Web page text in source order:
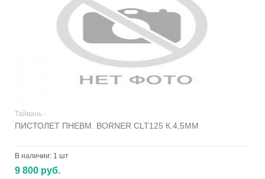
Тайвань -
ПИСТОЛЕТ ПНЕВМ. BORNER CLT125 К.4,5ММ
В наличии: 1 шт
9 800 руб.